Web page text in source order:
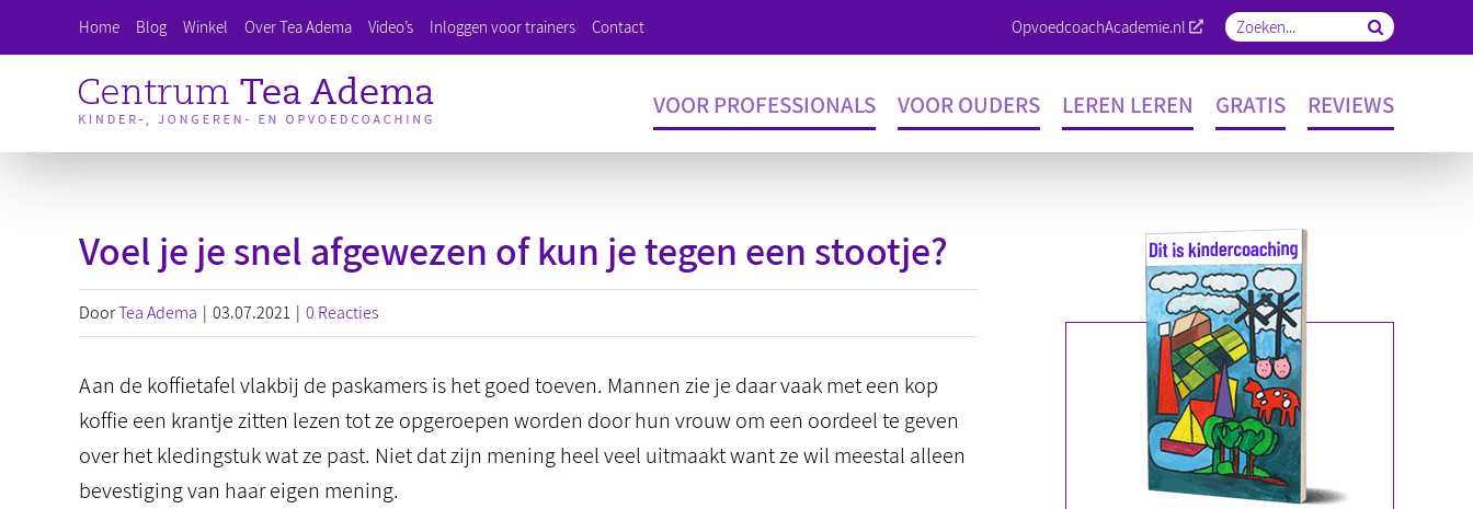
naar
Home Blog Winkel Over Tea Adema Video’s Inloggen voor trainers Contact OpvoedcoachAcademie.nl Zoeken
VOOR PROFESSIONALS VOOR OUDERS LEREN LEREN GRATIS REVIEWS
Voel je je snel afgewezen of kun je tegen een stootje?
DoorTea Adema | 03.07.2021 | 0 Reacties
Aan de koffietafel vlakbij de paskamers is het goed toeven. Mannen zie je daar vaak met een kop
koffie een krantje zitten lezen tot ze opgeroepen worden door hun vrouw om een oordeel te geven
over het kledingstuk wat ze past. Niet dat zijn mening heel veel uitmaakt want ze wil meestal alleen
bevestiging van haar eigen mening.